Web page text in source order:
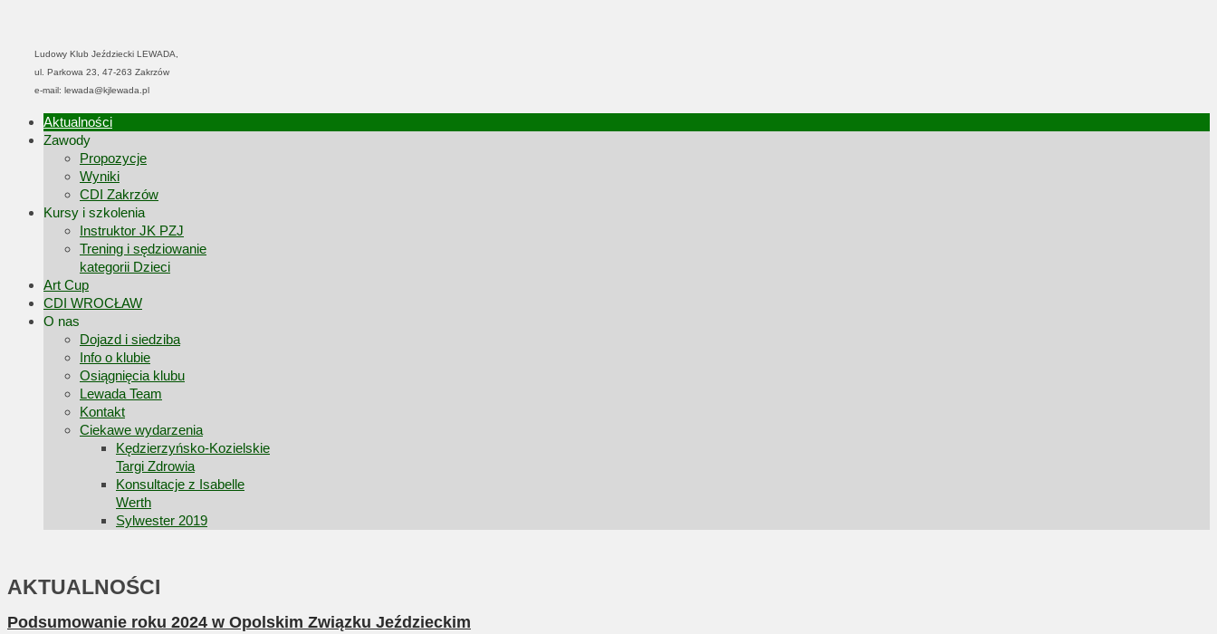
Ludowy Klub Jeździecki LEWADA,
ul. Parkowa 23, 47-263 Zakrzów
e-mail: lewada@kjlewada.pl
Aktualności
Zawody
Propozycje
Wyniki
CDI Zakrzów
Kursy i szkolenia
Instruktor JK PZJ
Trening i sędziowanie
kategorii Dzieci
Art Cup
CDI WROCŁAW
O nas
Dojazd i siedziba
Info o klubie
Osiągnięcia klubu
Lewada Team
Kontakt
Ciekawe wydarzenia
Kędzierzyńsko-Kozielskie
Targi Zdrowia
Konsultacje z Isabelle
Werth
Sylwester 2019
AKTUALNOŚCI
Podsumowanie roku 2024 w Opolskim Związku Jeździeckim